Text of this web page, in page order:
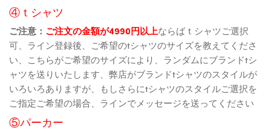
④ｔシャツ
ご注意： ご注文の金額が4990円以上ならばｔシャツご選択
可、ライン登録後、ご希望のtシャツのサイズを教えてくださ
い、こちらがご希望のサイズにより、ランダムにブランドtシ
ャツを送りいたします、弊店がブランドtシャツのスタイルが
いろいろありますが、もしさらにtシャツのスタイルご選択を
ご指定ご希望の場合、ラインでメッセージを送ってください
⑤パーカー